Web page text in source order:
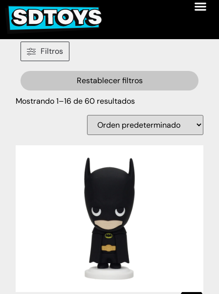
Filtros
Restablecer filtros
Mostrando 1–16 de 60 resultados